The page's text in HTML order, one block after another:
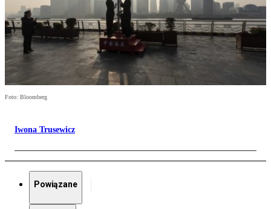
Foto: Bloomberg
Iwona Trusewicz
Powiązane